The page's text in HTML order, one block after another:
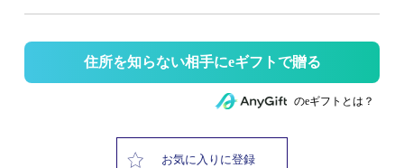
住所を知らない相手にeギフトで贈る
のeギフトとは？
お気に入りに登録